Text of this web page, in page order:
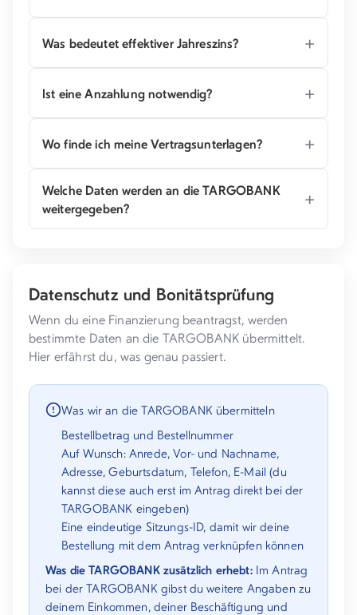
Was bedeutet effektiver Jahreszins?
Ist eine Anzahlung notwendig?
Wo finde ich meine Vertragsunterlagen?
Welche Daten werden an die TARGOBANK
weitergegeben?
Datenschutz und Bonitätsprüfung
Wenn du eine Finanzierung beantragst, werden
bestimmte Daten an die TARGOBANK übermittelt.
Hier erfährst du, was genau passiert.
Was wir an die TARGOBANK übermitteln
Bestellbetrag und Bestellnummer
Auf Wunsch: Anrede, Vor- und Nachname,
Adresse, Geburtsdatum, Telefon, E-Mail (du
kannst diese auch erst im Antrag direkt bei der
TARGOBANK eingeben)
Eine eindeutige Sitzungs-ID, damit wir deine
Bestellung mit dem Antrag verknüpfen können
Was die TARGOBANK zusätzlich erhebt:Im Antrag
bei der TARGOBANK gibst du weitere Angaben zu
deinem Einkommen, deiner Beschäftigung und